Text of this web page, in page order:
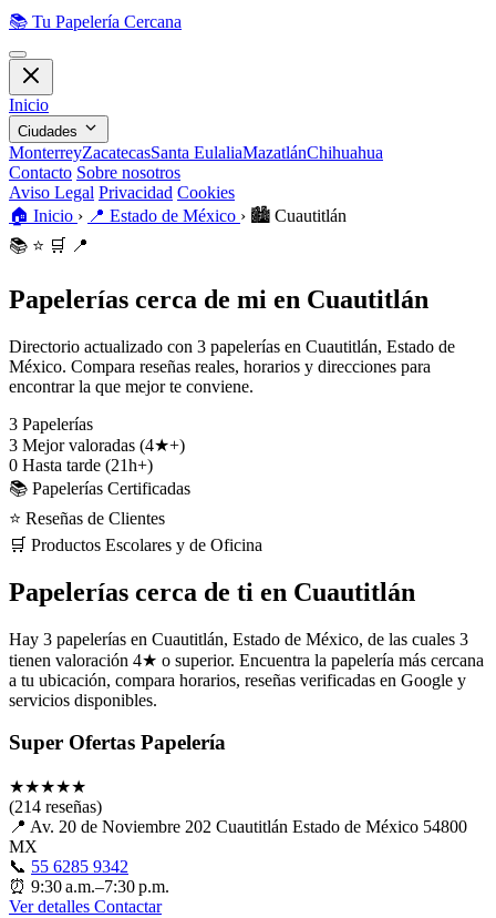
📚 Tu Papelería Cercana
Inicio
Ciudades
MonterreyZacatecasSanta EulaliaMazatlánChihuahua
Contacto Sobre nosotros
Aviso Legal Privacidad Cookies
🏠 Inicio › 📍 Estado de México › 🏙️ Cuautitlán
📚 ⭐ 🛒 📍
Papelerías cerca de mi en Cuautitlán
Directorio actualizado con 3 papelerías en Cuautitlán, Estado de
México. Compara reseñas reales, horarios y direcciones para
encontrar la que mejor te conviene.
3 Papelerías
3 Mejor valoradas (4★+)
0 Hasta tarde (21h+)
📚 Papelerías Certificadas
⭐ Reseñas de Clientes
🛒 Productos Escolares y de Oficina
Papelerías cerca de ti en Cuautitlán
Hay 3 papelerías en Cuautitlán, Estado de México, de las cuales 3
tienen valoración 4★ o superior. Encuentra la papelería más cercana
a tu ubicación, compara horarios, reseñas verificadas en Google y
servicios disponibles.
Super Ofertas Papelería
★★★★★
(214 reseñas)
📍 Av. 20 de Noviembre 202 Cuautitlán Estado de México 54800
MX
📞 55 6285 9342
⏰ 9:30 a.m.–7:30 p.m.
Ver detalles Contactar